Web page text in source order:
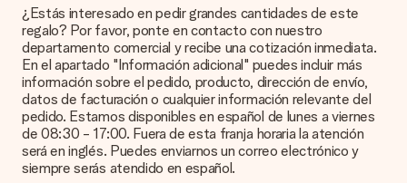
satisfecho con tu regalo. Por eso es importante utilizar fotos
de alta calidad. Si no estás seguro de la calidad de la imagen,
ponte en contacto con nuestro equipo de atención al cliente e
incluye la foto junto con el regalo que te interesa encargar.
Ellos podrán comprobar la calidad por ti.
¿Qué formatos puedo cargar?
Puedes carga archivos JPG y PNG en nuestro editor. ¿Es
esto demasiado técnico o tienes una imagen de un formato
diferente que te gustaría usar? Ponte en contacto con
¿Estás interesado en pedir grandes cantidades de este
regalo? Por favor, ponte en contacto con nuestro
departamento comercial y recibe una cotización inmediata.
En el apartado "Información adicional" puedes incluir más
información sobre el pedido, producto, dirección de envío,
datos de facturación o cualquier información relevante del
pedido. Estamos disponibles en español de lunes a viernes
de 08:30 - 17:00. Fuera de esta franja horaria la atención
será en inglés. Puedes enviarnos un correo electrónico y
siempre serás atendido en español.